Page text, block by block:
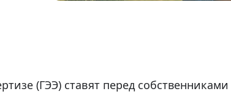
(ГЭЭ) ставят перед